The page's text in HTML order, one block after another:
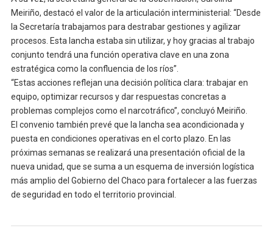
Meiriño, destacó el valor de la articulación interministerial: “Desde
la Secretaría trabajamos para destrabar gestiones y agilizar
procesos. Esta lancha estaba sin utilizar, y hoy gracias al trabajo
conjunto tendrá una función operativa clave en una zona
estratégica como la confluencia de los ríos”.
“Estas acciones reflejan una decisión política clara: trabajar en
equipo, optimizar recursos y dar respuestas concretas a
problemas complejos como el narcotráfico”, concluyó Meiriño.
El convenio también prevé que la lancha sea acondicionada y
puesta en condiciones operativas en el corto plazo. En las
próximas semanas se realizará una presentación oficial de la
nueva unidad, que se suma a un esquema de inversión logística
más amplio del Gobierno del Chaco para fortalecer a las fuerzas
de seguridad en todo el territorio provincial.